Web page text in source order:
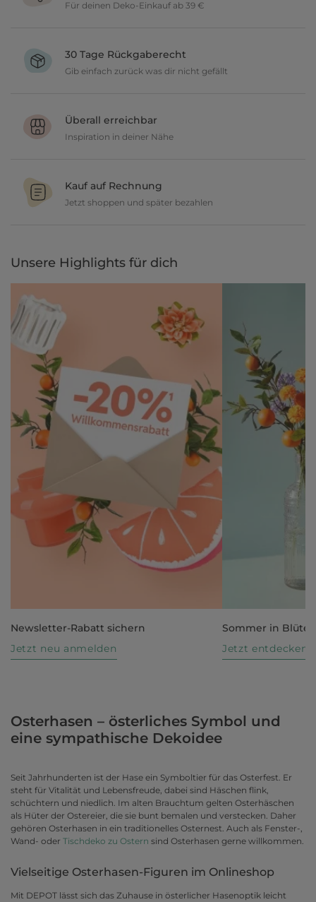
Für deinen Deko-Einkauf ab 39 €
30 Tage Rückgaberecht
Gib einfach zurück was dir nicht gefällt
Überall erreichbar
Inspiration in deiner Nähe
und lasse dich inspirieren.
Kauf auf Rechnung
Jetzt shoppen und später bezahlen
Unsere Highlights für dich
Newsletter-Rabatt sichern
Jetzt neu anmelden
Sommer in Blüte
Jetzt entdecken
Osterhasen – österliches Symbol und
eine sympathische Dekoidee
Seit Jahrhunderten ist der Hase ein Symboltier für das Osterfest. Er
steht für Vitalität und Lebensfreude, dabei sind Häschen flink,
schüchtern und niedlich. Im alten Brauchtum gelten Osterhäschen
als Hüter der Ostereier, die sie bunt bemalen und verstecken. Daher
gehören Osterhasen in ein traditionelles Osternest. Auch als Fenster-,
Wand- oder Tischdeko zu Ostern sind Osterhasen gerne willkommen.
Vielseitige Osterhasen-Figuren im Onlineshop
Mit DEPOT lässt sich das Zuhause in österlicher Hasenoptik leicht